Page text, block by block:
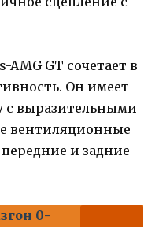
GT сочетает в
Он имеет
с выразительными
вентиляционные
и задние
0-